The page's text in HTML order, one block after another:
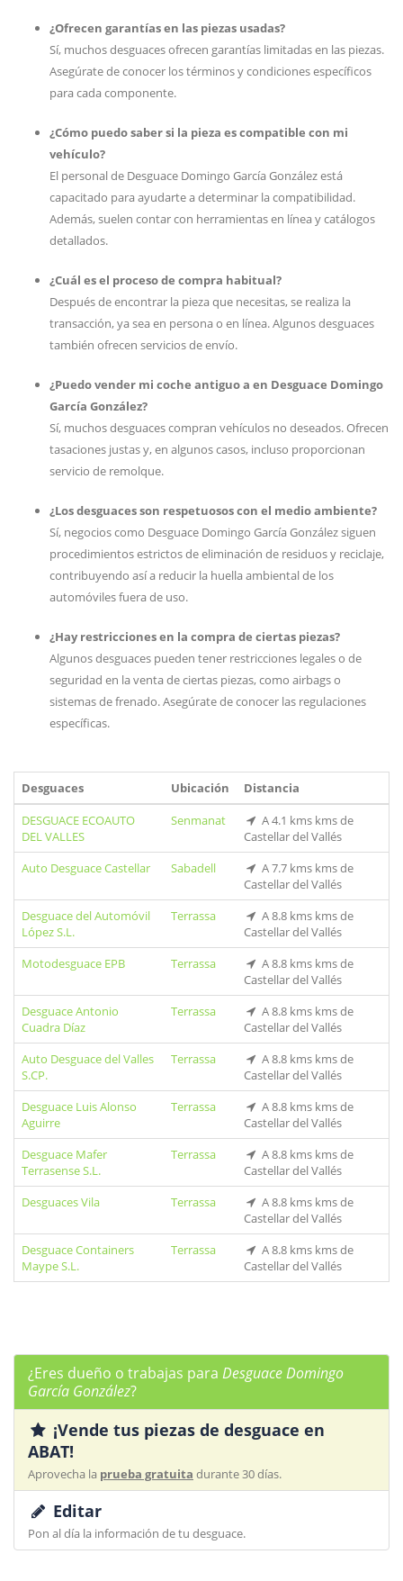
¿Ofrecen garantías en las piezas usadas?
Sí, muchos desguaces ofrecen garantías limitadas en las piezas.
Asegúrate de conocer los términos y condiciones específicos
para cada componente.
¿Cómo puedo saber si la pieza es compatible con mi
vehículo?
El personal de Desguace Domingo García González está
capacitado para ayudarte a determinar la compatibilidad.
Además, suelen contar con herramientas en línea y catálogos
detallados.
¿Cuál es el proceso de compra habitual?
Después de encontrar la pieza que necesitas, se realiza la
transacción, ya sea en persona o en línea. Algunos desguaces
también ofrecen servicios de envío.
¿Puedo vender mi coche antiguo a en Desguace Domingo
García González?
Sí, muchos desguaces compran vehículos no deseados. Ofrecen
tasaciones justas y, en algunos casos, incluso proporcionan
servicio de remolque.
¿Los desguaces son respetuosos con el medio ambiente?
Sí, negocios como Desguace Domingo García González siguen
procedimientos estrictos de eliminación de residuos y reciclaje,
contribuyendo así a reducir la huella ambiental de los
automóviles fuera de uso.
¿Hay restricciones en la compra de ciertas piezas?
Algunos desguaces pueden tener restricciones legales o de
seguridad en la venta de ciertas piezas, como airbags o
sistemas de frenado. Asegúrate de conocer las regulaciones
específicas.
Desguaces Ubicación
Distancia
DESGUACE ECOAUTO
DEL VALLES
Senmanat
A 4.1 kms kms de
Castellar del Vallés
Auto Desguace Castellar
Sabadell
A 7.7 kms kms de
Castellar del Vallés
Desguace del Automóvil
López S.L.
Terrassa
A 8.8 kms kms de
Castellar del Vallés
Motodesguace EPB
Terrassa
A 8.8 kms kms de
Castellar del Vallés
Desguace Antonio
Cuadra Díaz
Terrassa
A 8.8 kms kms de
Castellar del Vallés
Auto Desguace del Valles
S.CP.
Terrassa
A 8.8 kms kms de
Castellar del Vallés
Desguace Luis Alonso
Aguirre
Terrassa
A 8.8 kms kms de
Castellar del Vallés
Desguace Mafer
Terrasense S.L.
Terrassa
A 8.8 kms kms de
Castellar del Vallés
Desguaces Vila
Terrassa
A 8.8 kms kms de
Castellar del Vallés
Desguace Containers
Maype S.L.
Terrassa
A 8.8 kms kms de
Castellar del Vallés
¿Eres dueño o trabajas para Desguace Domingo
García González?
¡Vende tus piezas de desguace en
ABAT!
Aprovecha la prueba gratuita durante 30 días.
Editar
Pon al día la información de tu desguace.